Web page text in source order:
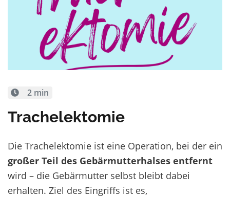
2 min
Trachelektomie
Die Trachelektomie ist eine Operation, bei der ein
großer Teil des Gebärmutterhalses entfernt
wird – die Gebärmutter selbst bleibt dabei
erhalten. Ziel des Eingriffs ist es,